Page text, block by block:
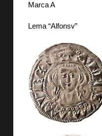
Marca A
Lema “Alfonsv”